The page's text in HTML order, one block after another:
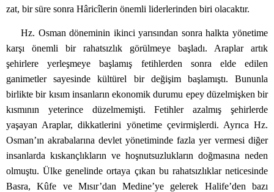
zat, bir süre sonra Hâricîlerin önemli liderlerinden biri olacaktır.
Hz. Osman döneminin ikinci yarısından sonra halkta yönetime
karşı önemli bir rahatsızlık görülmeye başladı. Araplar artık
şehirlere yerleşmeye başlamış fetihlerden sonra elde edilen
ganimetler sayesinde kültürel bir değişim başlamıştı. Bununla
birlikte bir kısım insanların ekonomik durumu epey düzelmişken bir
kısmının yeterince düzelmemişti. Fetihler azalmış şehirlerde
yaşayan Araplar, dikkatlerini yönetime çevirmişlerdi. Ayrıca Hz.
Osman’ın akrabalarına devlet yönetiminde fazla yer vermesi diğer
insanlarda kıskançlıkların ve hoşnutsuzlukların doğmasına neden
olmuştu. Ülke genelinde ortaya çıkan bu rahatsızlıklar neticesinde
Basra, Kûfe ve Mısır’dan Medine’ye gelerek Halife’den bazı